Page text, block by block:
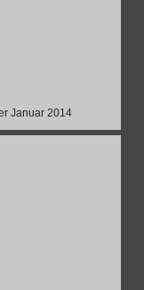
Januar 2014